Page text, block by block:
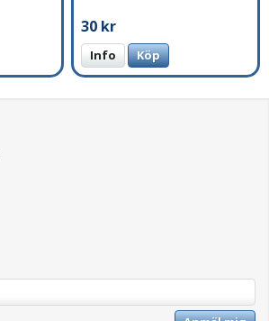
30 kr
Info Köp